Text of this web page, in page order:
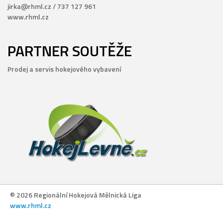
jirka@rhml.cz / 737 127 961
www.rhml.cz
PARTNER SOUTĚŽE
Prodej a servis hokejového vybavení
© 2026 Regionální Hokejová Mělnická Liga
www.rhml.cz